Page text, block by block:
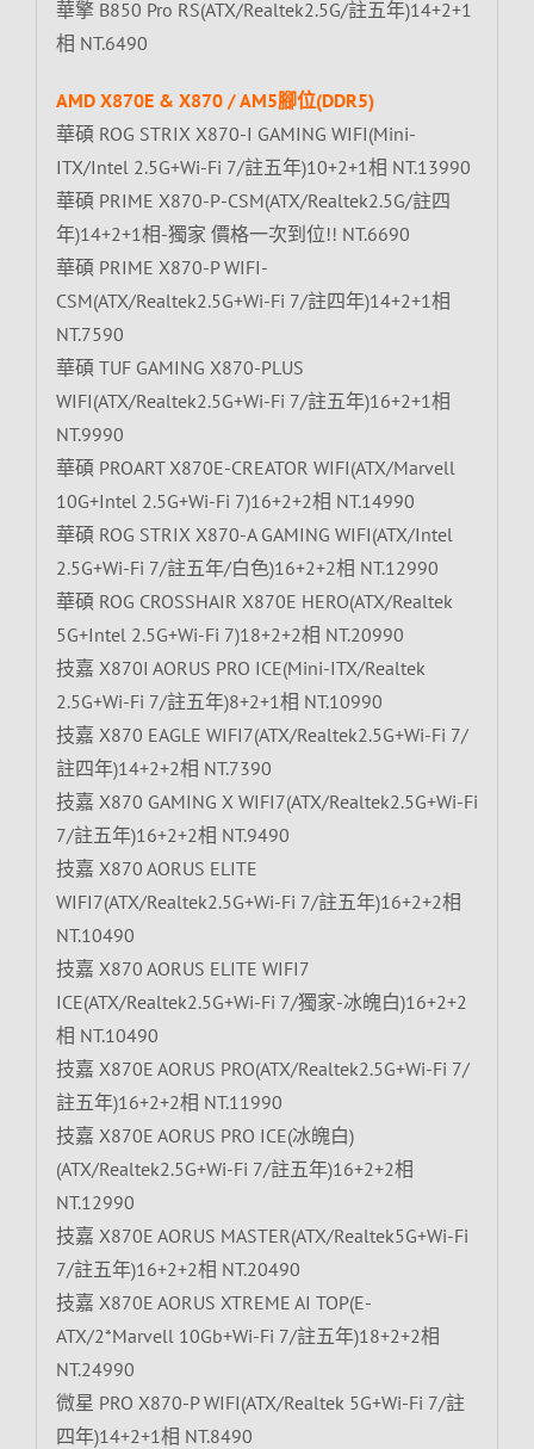
華擎 B850 Pro RS(ATX/Realtek2.5G/註五年)14+2+1
相 NT.6490
AMD X870E & X870 / AM5腳位(DDR5)
華碩 ROG STRIX X870-I GAMING WIFI(Mini-
ITX/Intel 2.5G+Wi-Fi 7/註五年)10+2+1相 NT.13990
華碩 PRIME X870-P-CSM(ATX/Realtek2.5G/註四
年)14+2+1相-獨家 價格一次到位!! NT.6690
華碩 PRIME X870-P WIFI-
CSM(ATX/Realtek2.5G+Wi-Fi 7/註四年)14+2+1相
NT.7590
華碩 TUF GAMING X870-PLUS
WIFI(ATX/Realtek2.5G+Wi-Fi 7/註五年)16+2+1相
NT.9990
華碩 PROART X870E-CREATOR WIFI(ATX/Marvell
10G+Intel 2.5G+Wi-Fi 7)16+2+2相 NT.14990
華碩 ROG STRIX X870-A GAMING WIFI(ATX/Intel
2.5G+Wi-Fi 7/註五年/白色)16+2+2相 NT.12990
華碩 ROG CROSSHAIR X870E HERO(ATX/Realtek
5G+Intel 2.5G+Wi-Fi 7)18+2+2相 NT.20990
技嘉 X870I AORUS PRO ICE(Mini-ITX/Realtek
2.5G+Wi-Fi 7/註五年)8+2+1相 NT.10990
技嘉 X870 EAGLE WIFI7(ATX/Realtek2.5G+Wi-Fi 7/
註四年)14+2+2相 NT.7390
技嘉 X870 GAMING X WIFI7(ATX/Realtek2.5G+Wi-Fi
7/註五年)16+2+2相 NT.9490
技嘉 X870 AORUS ELITE
WIFI7(ATX/Realtek2.5G+Wi-Fi 7/註五年)16+2+2相
NT.10490
技嘉 X870 AORUS ELITE WIFI7
ICE(ATX/Realtek2.5G+Wi-Fi 7/獨家-冰魄白)16+2+2
相 NT.10490
技嘉 X870E AORUS PRO(ATX/Realtek2.5G+Wi-Fi 7/
註五年)16+2+2相 NT.11990
技嘉 X870E AORUS PRO ICE(冰魄白)
(ATX/Realtek2.5G+Wi-Fi 7/註五年)16+2+2相
NT.12990
技嘉 X870E AORUS MASTER(ATX/Realtek5G+Wi-Fi
7/註五年)16+2+2相 NT.20490
技嘉 X870E AORUS XTREME AI TOP(E-
ATX/2*Marvell 10Gb+Wi-Fi 7/註五年)18+2+2相
NT.24990
微星 PRO X870-P WIFI(ATX/Realtek 5G+Wi-Fi 7/註
四年)14+2+1相 NT.8490